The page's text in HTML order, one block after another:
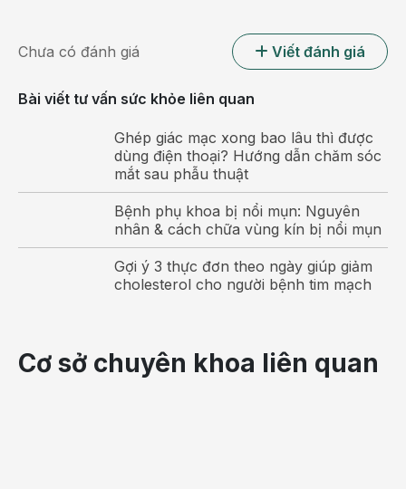
Chưa có đánh giá Viết đánh giá
Bài viết tư vấn sức khỏe liên quan
Ghép giác mạc xong bao lâu thì được
dùng điện thoại? Hướng dẫn chăm sóc
mắt sau phẫu thuật
Bệnh phụ khoa bị nổi mụn: Nguyên
nhân & cách chữa vùng kín bị nổi mụn
Gợi ý 3 thực đơn theo ngày giúp giảm
cholesterol cho người bệnh tim mạch
Cơ sở chuyên khoa liên quan